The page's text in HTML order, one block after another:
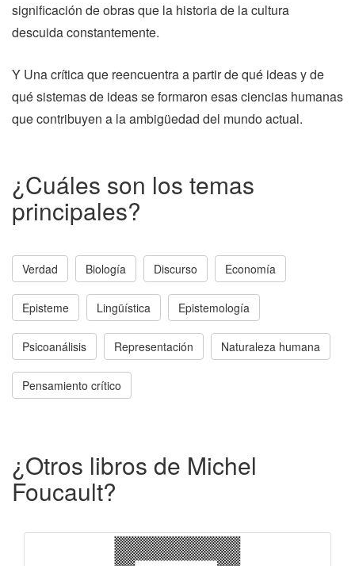
significación de obras que la historia de la cultura
descuida constantemente.
Y Una crítica que reencuentra a partir de qué ideas y de
qué sistemas de ideas se formaron esas ciencias humanas
que contribuyen a la ambigüedad del mundo actual.
¿Cuáles son los temas
principales?
Verdad Biología Discurso Economía
Episteme Lingüística Epistemología
Psicoanálisis Representación Naturaleza humana
Pensamiento crítico
¿Otros libros de Michel
Foucault?